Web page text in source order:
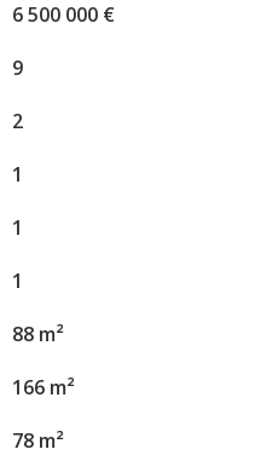
6 500 000 €
9
2
1
1
1
88 m²
166 m²
78 m²